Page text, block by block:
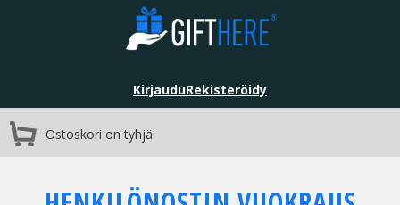
KirjauduRekisteröidy
Ostoskori on tyhjä